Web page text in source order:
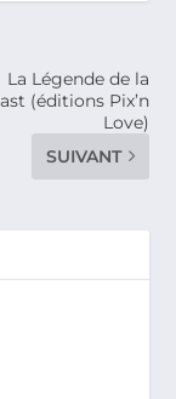
La Légende de la
(éditions Pix’n
Love)
SUIVANT